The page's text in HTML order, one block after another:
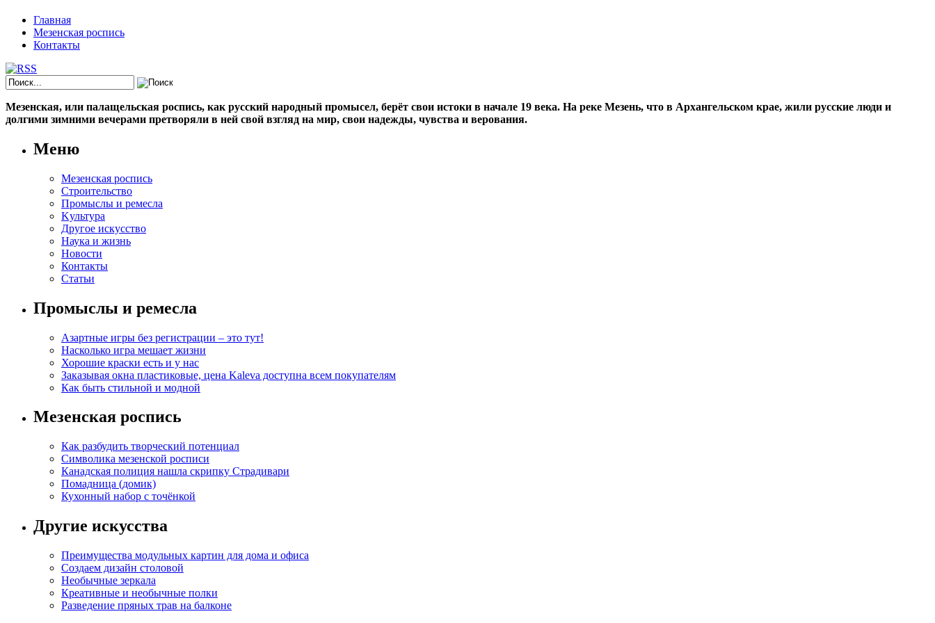
Главная
Мезенская роспись
Контакты
Мезенская, или палащельская роспись, как русский народный промысел, берёт свои истоки в начале 19 века. На реке Мезень, что в Архангельском крае, жили русские люди и
долгими зимними вечерами претворяли в ней свой взгляд на мир, свои надежды, чувства и верования.
Меню
Мезенская роспись
Строительство
Промыслы и ремесла
Kультура
Другое искусство
Наука и жизнь
Новости
Контакты
Статьи
Промыслы и ремесла
Азартные игры без регистрации – это тут!
Насколько игра мешает жизни
Хорошие краски есть и у нас
Заказывая окна пластиковые, цена Kaleva доступна всем покупателям
Как быть стильной и модной
Мезенская роспись
Как разбудить творческий потенциал
Символика мезенской росписи
Канадская полиция нашла скрипку Страдивари
Помадница (домик)
Кухонный набор с точёнкой
Другие искусства
Преимущества модульных картин для дома и офиса
Создаем дизайн столовой
Необычные зеркала
Креативные и необычные полки
Разведение пряных трав на балконе